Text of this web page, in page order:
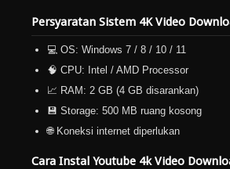
Persyaratan Sistem 4K Video
💻 OS: Windows 7 / 8 / 10 / 11
🧠 CPU: Intel / AMD Processor
📈 RAM: 2 GB (4 GB disarankan)
💾 Storage: 500 MB ruang kosong
🌐 Koneksi internet diperlukan
Cara Instal Youtube 4k Video